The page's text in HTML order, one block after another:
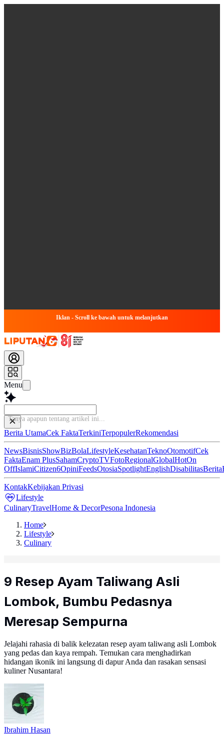
Iklan - Scroll ke bawah untuk melanjutkan
Menu
Tan
Berita UtamaCek FaktaTerkiniTerpopulerRekomendasi
NewsBisnisShowBizBolaLifestyleKesehatanTeknoOtomotifCek
FaktaEnam PlusSahamCryptoTVFotoRegionalGlobalHotOn
OffIslamiCitizen6OpiniFeedsOtosiaSpotlightEnglishDisabilitasBerita
KontakKebijakan Privasi
Lifestyle
CulinaryTravelHome & DecorPesona Indonesia
Home
Lifestyle
Culinary
9 Resep Ayam Taliwang Asli
Lombok, Bumbu Pedasnya
Meresap Sempurna
Jelajahi rahasia di balik kelezatan resep ayam taliwang asli Lombok
yang pedas dan kaya rempah. Temukan cara menghadirkan
hidangan ikonik ini langsung di dapur Anda dan rasakan sensasi
kuliner Nusantara!
Ibrahim Hasan